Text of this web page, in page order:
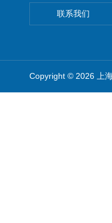
联系我们
Copyright © 2026 上